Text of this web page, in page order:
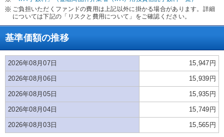
ご負担いただくファンドの費用は上記以外に掛かる場合があります。詳細
については下記の「リスクと費用について」をご確認ください。
基準価額の推移
2026年08月07日 15,947円
2026年08月06日 15,939円
2026年08月05日 15,935円
2026年08月04日 15,749円
2026年08月03日 15,565円